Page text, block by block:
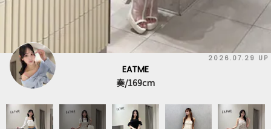
2026.07.29 UP
EATME
奏/169cm